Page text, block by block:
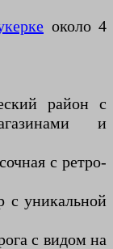
около 4
район с
и
с ретро-
с уникальной
с видом на